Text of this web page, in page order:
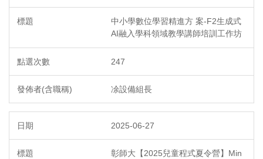
中小學數位學習精進方 案-F2生成式
AI融入學科領域教學講師培訓工作坊
247
凃設備組長
2025-06-27
彰師大【2025兒童程式夏令營】Min